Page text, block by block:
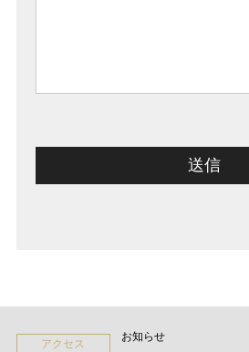
アクセス
お知らせ